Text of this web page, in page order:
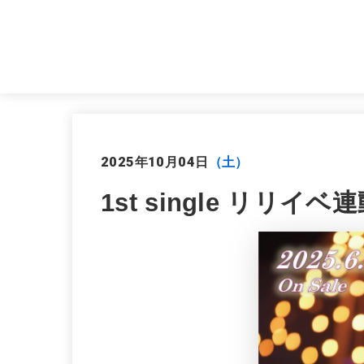
2025年10月04日 （土）
1st single リリイベ